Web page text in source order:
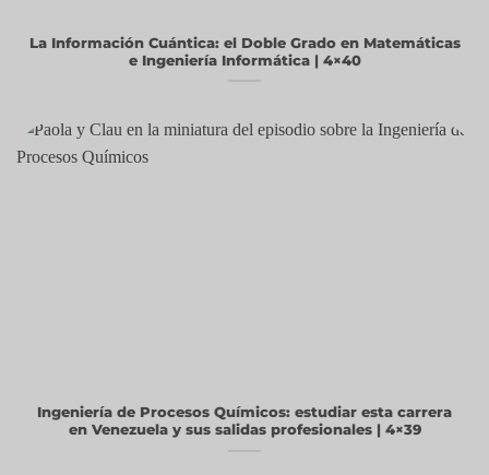
La Información Cuántica: el Doble Grado en Matemáticas
e Ingeniería Informática | 4×40
Ingeniería de Procesos Químicos: estudiar esta carrera
en Venezuela y sus salidas profesionales | 4×39